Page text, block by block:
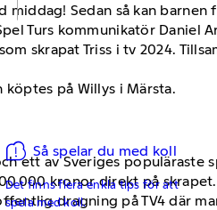
Så spelar du med koll
Det finns flera enkla tips för att
spela med koll.
Sedan så kan
Turs kommunikatör Daniel
skrapat Triss i tv 2024.
på Willys i Märsta.
ett av Sveriges populäraste
000 kronor direkt på skrapet.
dragning på TV4 där